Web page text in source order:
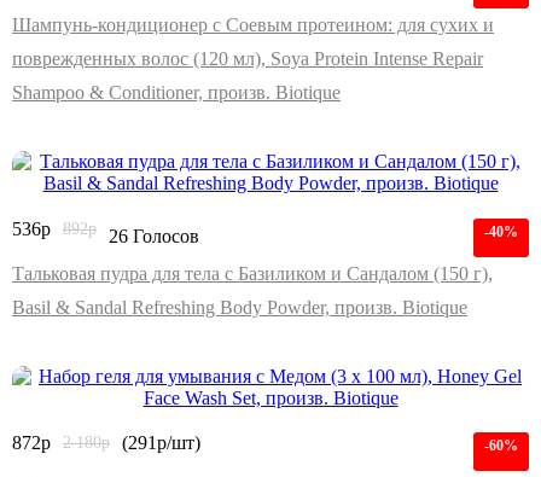
Шампунь-кондиционер с Соевым протеином: для сухих и
поврежденных волос (120 мл), Soya Protein Intense Repair
Shampoo & Conditioner, произв. Biotique
-40%
536р 892р
26 Голосов
Тальковая пудра для тела с Базиликом и Сандалом (150 г),
Basil & Sandal Refreshing Body Powder, произв. Biotique
-60%
872р 2 180р (291р/шт)